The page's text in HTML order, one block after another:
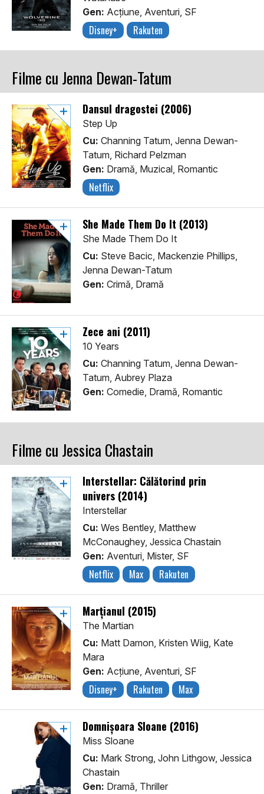
Gen: Acţiune, Aventuri, SF
Disney+ Rakuten
Filme cu Jenna Dewan-Tatum
Dansul dragostei (2006)
Step Up
Cu: Channing Tatum, Jenna Dewan-
Tatum, Richard Pelzman
Gen: Dramă, Muzical, Romantic
Netflix
She Made Them Do It (2013)
She Made Them Do It
Cu: Steve Bacic, Mackenzie Phillips,
Jenna Dewan-Tatum
Gen: Crimă, Dramă
Zece ani (2011)
10 Years
Cu: Channing Tatum, Jenna Dewan-
Tatum, Aubrey Plaza
Gen: Comedie, Dramă, Romantic
Filme cu Jessica Chastain
Interstellar: Călătorind prin
univers (2014)
Interstellar
Cu: Wes Bentley, Matthew
McConaughey, Jessica Chastain
Gen: Aventuri, Mister, SF
Netflix Max Rakuten
Marțianul (2015)
The Martian
Cu: Matt Damon, Kristen Wiig, Kate
Mara
Gen: Acţiune, Aventuri, SF
Disney+ Rakuten Max
Domnișoara Sloane (2016)
Miss Sloane
Cu: Mark Strong, John Lithgow, Jessica
Chastain
Gen: Dramă, Thriller